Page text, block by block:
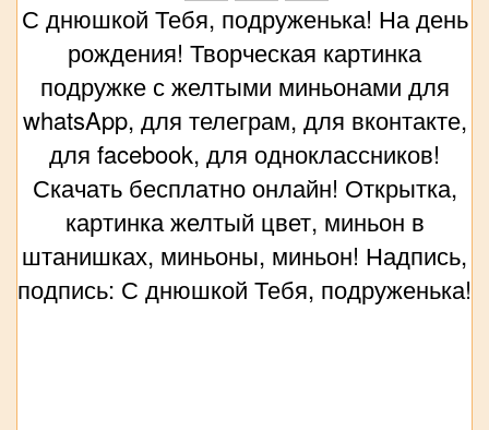
С днюшкой Тебя, подруженька! На день
рождения! Творческая картинка
подружке с желтыми миньонами для
whatsApp, для телеграм, для вконтакте,
для facebook, для одноклассников!
Скачать бесплатно онлайн! Открытка,
картинка желтый цвет, миньон в
штанишках, миньоны, миньон! Надпись,
подпись: С днюшкой Тебя, подруженька!